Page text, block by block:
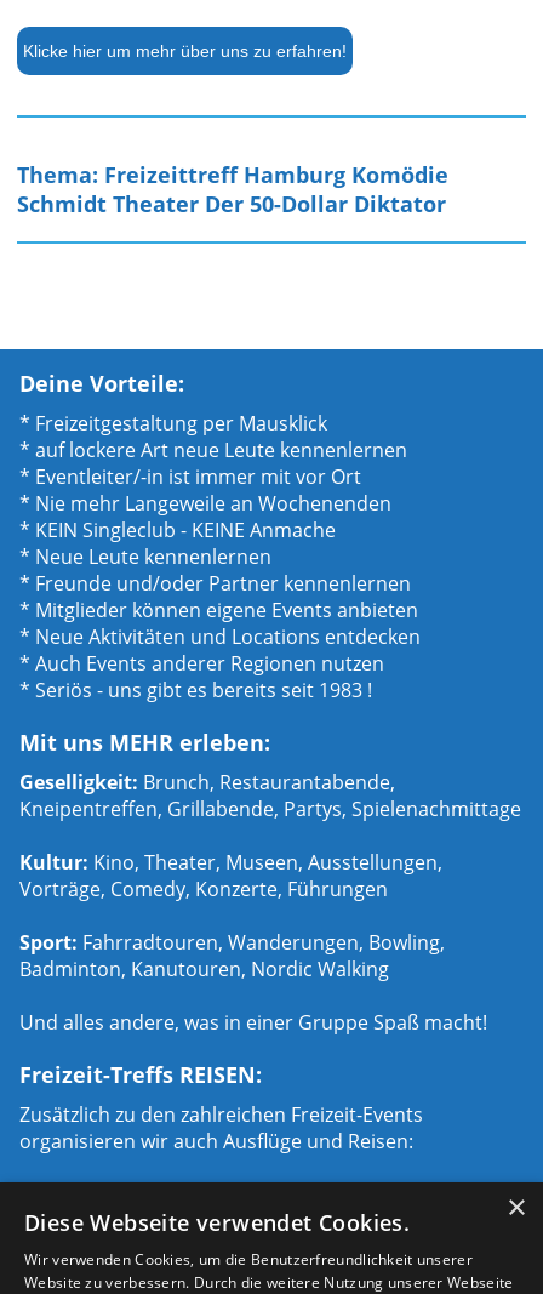
Klicke hier um mehr über uns zu erfahren!
Thema: Freizeittreff Hamburg Komödie
Schmidt Theater Der 50-Dollar Diktator
Deine Vorteile:
* Freizeitgestaltung per Mausklick
* auf lockere Art neue Leute kennenlernen
* Eventleiter/-in ist immer mit vor Ort
* Nie mehr Langeweile an Wochenenden
* KEIN Singleclub - KEINE Anmache
* Neue Leute kennenlernen
* Freunde und/oder Partner kennenlernen
* Mitglieder können eigene Events anbieten
* Neue Aktivitäten und Locations entdecken
* Auch Events anderer Regionen nutzen
* Seriös - uns gibt es bereits seit 1983 !
Mit uns MEHR erleben:
Geselligkeit: Brunch, Restaurantabende,
Kneipentreffen, Grillabende, Partys, Spielenachmittage
Kultur: Kino, Theater, Museen, Ausstellungen,
Vorträge, Comedy, Konzerte, Führungen
Sport: Fahrradtouren, Wanderungen, Bowling,
Badminton, Kanutouren, Nordic Walking
Und alles andere, was in einer Gruppe Spaß macht!
Freizeit-Treffs REISEN:
Zusätzlich zu den zahlreichen Freizeit-Events
organisieren wir auch Ausflüge und Reisen:
Mailand u.a.
Urlaubsreisen:Ski- Wander- Fahrrad- und
×
Diese Webseite verwendet Cookies.
Wir verwenden Cookies, um die Benutzerfreundlichkeit unserer
Website zu verbessern. Durch die weitere Nutzung unserer Webseite